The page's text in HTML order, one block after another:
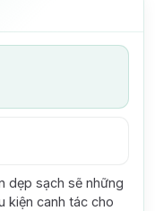
dẹp sạch sẽ những
kiện canh tác cho